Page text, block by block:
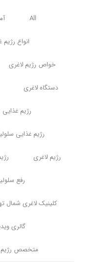
All
انواع رژیم
خواص رژیم لاغری
دستگاه لاغری
رژیم غذایی
رژیم غذایی
رژیم لاغری
رفع
کلینیک لاغری شمال
گالری
متخصص رژیم